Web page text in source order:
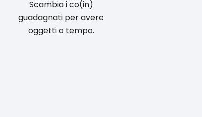
Scambia i co(in)
guadagnati per avere
oggetti o tempo.